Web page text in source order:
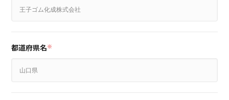
都道府県名※